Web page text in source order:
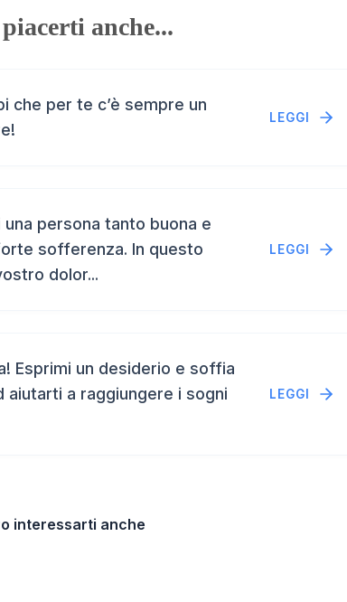
anche...
che per te c’è sempre un
LEGGI
persona tanto buona e
sofferenza. In questo
dolor...
LEGGI
Esprimi un desiderio e soffia
a raggiungere i sogni
LEGGI
interessarti anche